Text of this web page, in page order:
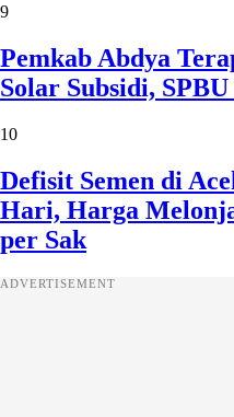
9
Pemkab Abdya
Solar Subsidi,
10
Defisit Semen di
Hari, Harga
per Sak
ADVERTISEMENT